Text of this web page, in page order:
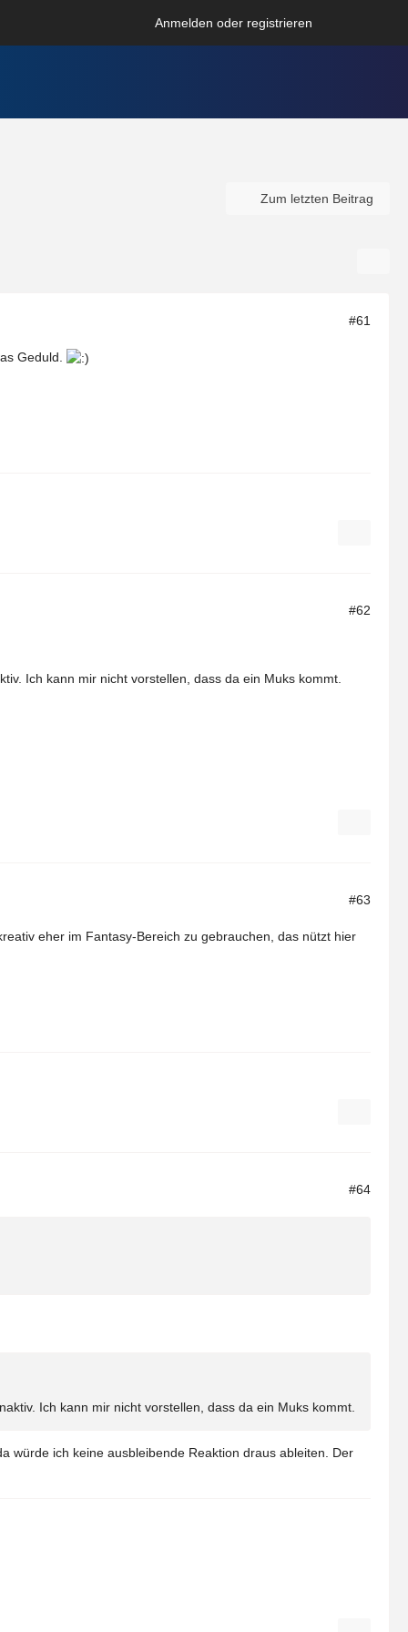
Anmelden oder registrieren
Zum letzten Beitrag
#61
Geduld.
#62
Ich kann mir nicht vorstellen, dass da ein Muks kommt.
#63
eher im Fantasy-Bereich zu gebrauchen, das nützt hier
#64
Ich kann mir nicht vorstellen, dass da ein Muks kommt.
würde ich keine ausbleibende Reaktion draus ableiten. Der